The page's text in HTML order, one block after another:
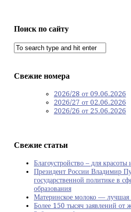
Поиск по сайту
Свежие номера
2026/28 от 09.06.2026
2026/27 от 02.06.2026
2026/26 от 25.06.2026
Свежие статьи
Благоустройство – для красоты
Президент России Владимир
государственной политике в
образования
Материнское молоко —
Более 150 тысяч заявлений